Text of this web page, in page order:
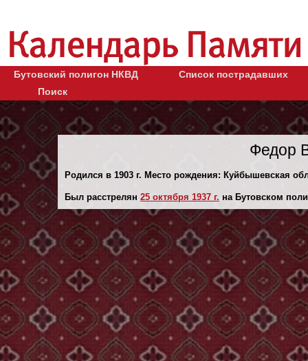
Бутовский полигон НКВД
Список пострадавших
Поиск
Федор
Родился в 1903 г. Место рождения: Куйбышевская
Был расстрелян 25 октября 1937 г. на Бутовском